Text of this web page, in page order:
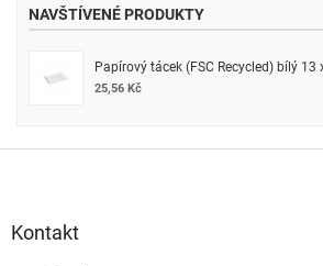
NAVŠTÍVENÉ PRODUKTY
Papírový tácek (FSC Recycled) bílý 13
25,56 Kč
Kontakt